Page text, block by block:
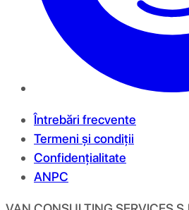
Întrebări frecvente
Termeni și condiții
Confidențialitate
ANPC